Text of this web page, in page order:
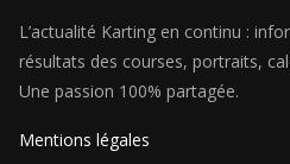
L’actualité Karting en continu :
résultats des courses, portraits,
Une passion 100% partagée.
Mentions légales